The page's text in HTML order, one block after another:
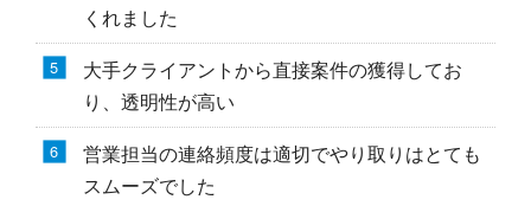
くれました
大手クライアントから直接案件の獲得してお
り、透明性が高い
営業担当の連絡頻度は適切でやり取りはとても
スムーズでした